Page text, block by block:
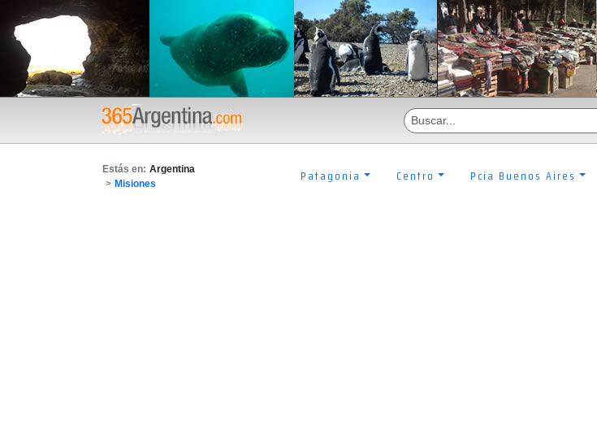
Estás en: Argentina
> Misiones Patagonia Centro Pcia Buenos Aires